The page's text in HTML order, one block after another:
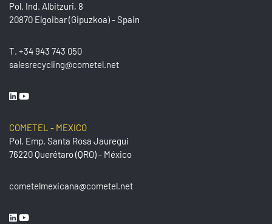
Pol. Ind. Albitzuri, 8
20870 Elgoibar (Gipuzkoa) - Spain
T. +34 943 743 050
salesrecycling@cometel.net
COMETEL - MEXICO
Pol. Emp. Santa Rosa Jauregui
76220 Querétaro (QRO) - México
cometelmexicana@cometel.net